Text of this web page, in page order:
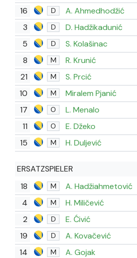
16 D A. Ahmedhodžić
3 D D. Hadžikadunić
5 D S. Kolašinac
8 M R. Krunić
21 M S. Prcić
10 M Miralem Pjanić
17 O L. Menalo
11 O E. Džeko
15 M H. Duljević
ERSATZSPIELER
18
M A. Hadžiahmetović
4 M H. Miličević
2 D E. Ćivić
19 D A. Kovačević
14 M A. Gojak